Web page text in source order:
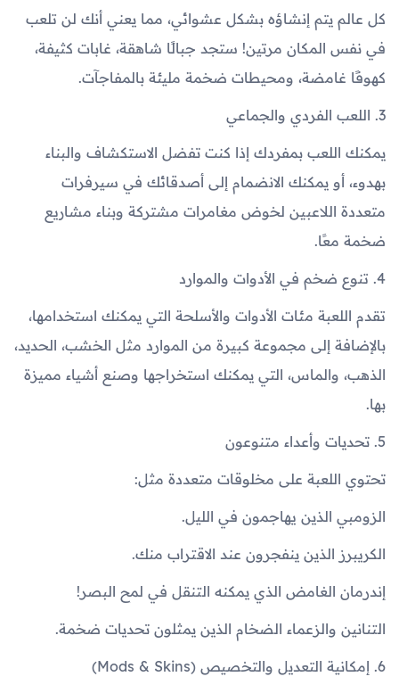
كل عالم يتم إنشاؤه بشكل عشوائي، مما يعني أنك لن تلعب
في نفس المكان مرتين! ستجد جبالًا شاهقة، غابات كثيفة،
كهوفًا غامضة، ومحيطات ضخمة مليئة بالمفاجآت.
3. اللعب الفردي والجماعي
يمكنك اللعب بمفردك إذا كنت تفضل الاستكشاف والبناء
بهدوء، أو يمكنك الانضمام إلى أصدقائك في سيرفرات
متعددة اللاعبين لخوض مغامرات مشتركة وبناء مشاريع
ضخمة معًا.
4. تنوع ضخم في الأدوات والموارد
تقدم اللعبة مئات الأدوات والأسلحة التي يمكنك استخدامها،
بالإضافة إلى مجموعة كبيرة من الموارد مثل الخشب، الحديد،
الذهب، والماس، التي يمكنك استخراجها وصنع أشياء مميزة
بها.
5. تحديات وأعداء متنوعون
تحتوي اللعبة على مخلوقات متعددة مثل:
الزومبي الذين يهاجمون في الليل.
الكريبرز الذين ينفجرون عند الاقتراب منك.
إندرمان الغامض الذي يمكنه التنقل في لمح البصر!
التنانين والزعماء الضخام الذين يمثلون تحديات ضخمة.
6. إمكانية التعديل والتخصيص (Mods & Skins)